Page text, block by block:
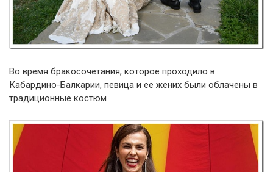
Во время бракосочетания, которое проходило в
Кабардино-Балкарии, певица и ее жених были облачены в
традиционные костюм